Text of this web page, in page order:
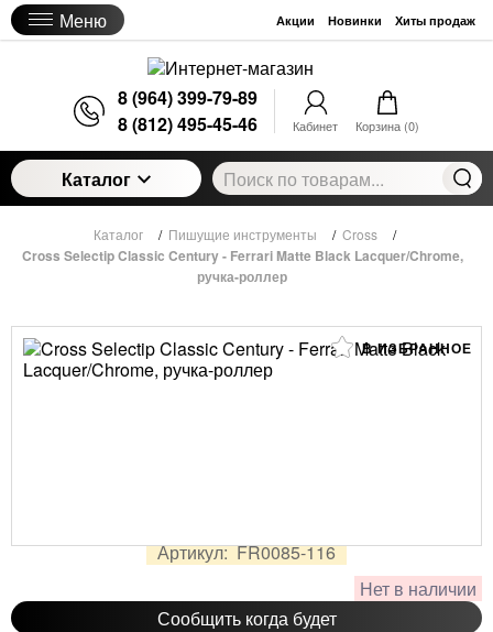
Меню Акции Новинки Хиты продаж
8 (964) 399-79-89
8 (812) 495-45-46
Кабинет Корзина (0)
Каталог
Каталог / Пишущие инструменты / Cross /
Cross Selectip Classic Century - Ferrari Matte Black Lacquer/Chrome,
ручка-роллер
В ИЗБРАННОЕ
Артикул:FR0085-116
Нет в наличии
Сообщить когда будет